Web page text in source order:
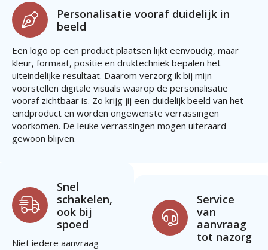
Personalisatie vooraf duidelijk in
beeld
Een logo op een product plaatsen lijkt eenvoudig, maar
kleur, formaat, positie en druktechniek bepalen het
uiteindelijke resultaat. Daarom verzorg ik bij mijn
voorstellen digitale visuals waarop de personalisatie
vooraf zichtbaar is. Zo krijg jij een duidelijk beeld van het
eindproduct en worden ongewenste verrassingen
voorkomen. De leuke verrassingen mogen uiteraard
gewoon blijven.
Snel
schakelen,
ook bij
spoed
Niet iedere aanvraag
Service
van
aanvraag
tot nazorg